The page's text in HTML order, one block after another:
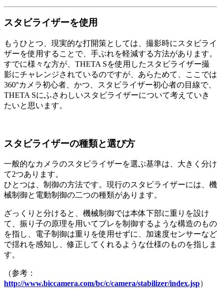
スタビライザーを使用
もうひとつ、現実的な打開策としては、撮影時にスタビライ
ザーを使用することで、手ぶれを軽減する方法があります。
すでに様々な方が、THETA Sを使用したスタビライザー撮
影にチャレンジされているのですが、あらためて、ここでは
360°カメラ初心者、かつ、スタビライザー初心者の目線で、
THETA Sにふさわしいスタビライザーについて考えていき
たいと思います。
スタビライザーの種類と選び方
一般的なカメラのスタビライザーを選ぶ基準は、大きく分け
て2つあります。
ひとつは、制御の方法です。現行のスタビライザーには、機
械制御と電動制御の二つの種類があります。
ざっくりと分けると、機械制御では本体下部に重りを設け
て、振り子の原理を用いてブレを制御するような構造のもの
を指し、電子制御は重りを使用せずに、加速度センサーなど
で揺れを感知し、修正してくれるような仕様のものを指しま
す。
（参考：
http://www.biccamera.com/bc/c/camera/stabilizer/index.jsp）